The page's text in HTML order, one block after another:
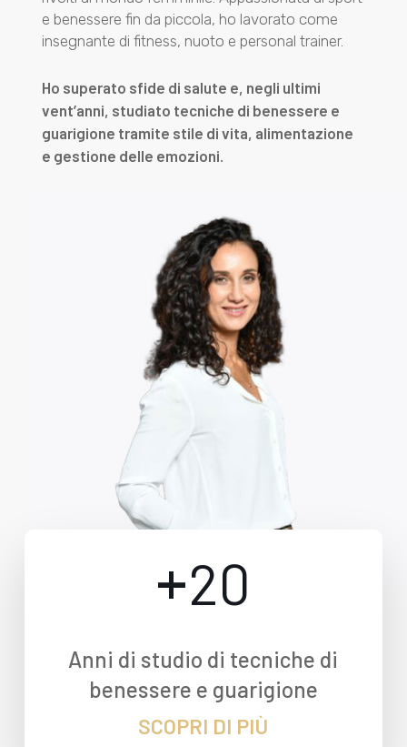
e benessere fin da piccola, ho lavorato come
insegnante di fitness, nuoto e personal trainer.
Ho superato sfide di salute e, negli ultimi
vent’anni, studiato tecniche di benessere e
guarigione tramite stile di vita, alimentazione
e gestione delle emozioni.
+20
Anni di studio di tecniche di
benessere e guarigione
SCOPRI DI PIÙ